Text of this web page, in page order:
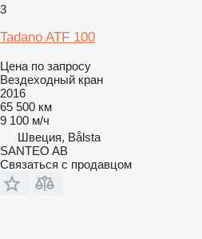
3
Tadano ATF 100
Цена по запросу
Вездеходный кран
2016
65 500 км
9 100 м/ч
Швеция, Bålsta
SANTEO AB
Связаться с продавцом